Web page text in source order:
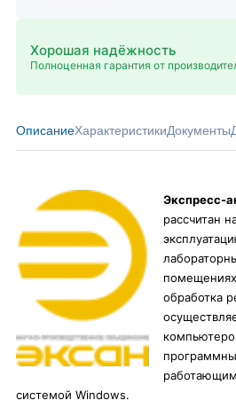
Хорошая надёжность
Полноценная гарантия от
ОписаниеХарактеристикиДокументы
Экспресс-
рассчитан
обработка
системой Windows.